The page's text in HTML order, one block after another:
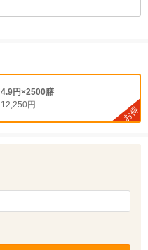
4.9円×2500膳
12,250円
お得